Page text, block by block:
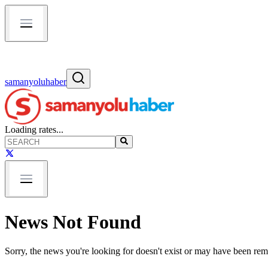
samanyoluhaber
Loading rates...
News Not Found
Sorry, the news you're looking for doesn't exist or may have been